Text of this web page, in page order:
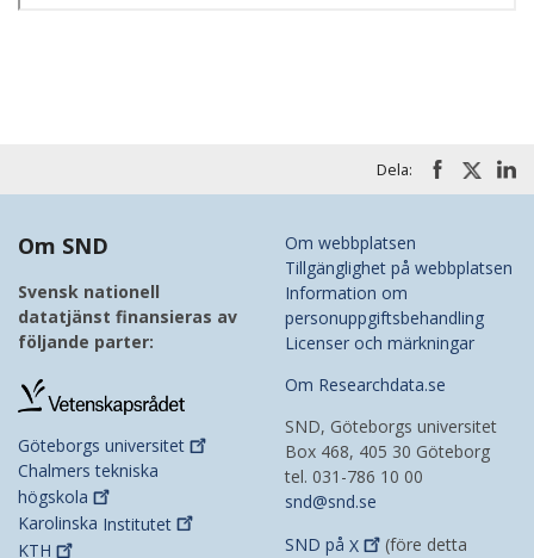
Dela:
Om SND
Svensk nationell
datatjänst finansieras av
följande parter:
Göteborgs universitet
Chalmers tekniska
högskola
Karolinska Institutet
KTH
Om webbplatsen
Tillgänglighet på webbplatsen
Information om
personuppgiftsbehandling
Licenser och märkningar
Om Researchdata.se
SND, Göteborgs universitet
Box 468, 405 30 Göteborg
tel. 031-786 10 00
snd@snd.se
SND på X (före detta